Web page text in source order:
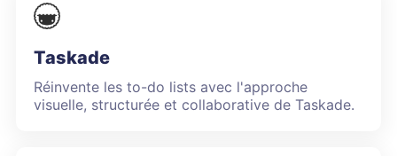
Taskade
Réinvente les to-do lists avec l'approche
visuelle, structurée et collaborative de Taskade.